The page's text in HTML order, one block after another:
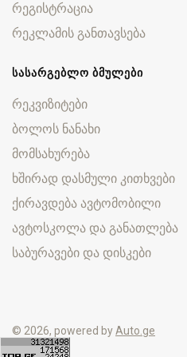
რეგისტრაცია
რეკლამის განთავსება
ᲡᲐᲡᲐᲠᲒᲔᲑᲚᲝ ᲑᲛᲣᲚᲔᲑᲘ
რეკვიზიტები
ბოლოს ნანახი
მომსახურება
ხშირად დასმული კითხვები
ქირავდება ავტომობილი
ავტოსკოლა და განათლება
საბურავები და დისკები
© 2026, powered byAuto.ge